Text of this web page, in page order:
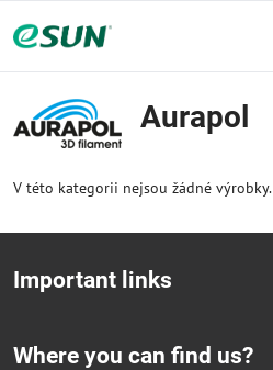
Aurapol
V této kategorii nejsou žádné výrobky.
Important links
Where you can find us?